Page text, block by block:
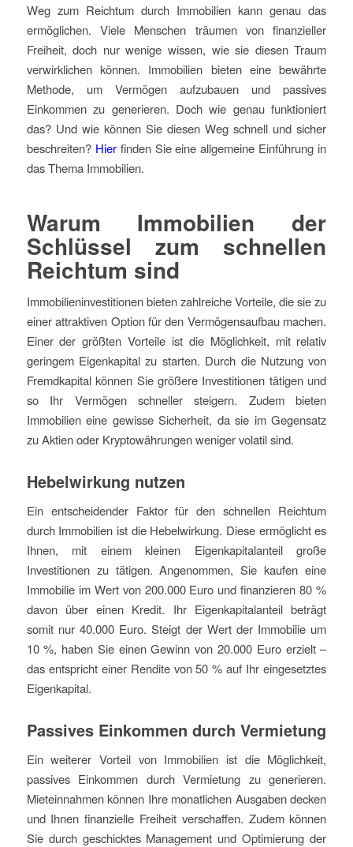
Weg zum Reichtum durch Immobilien kann genau das
ermöglichen. Viele Menschen träumen von finanzieller
Freiheit, doch nur wenige wissen, wie sie diesen Traum
verwirklichen können. Immobilien bieten eine bewährte
Methode, um Vermögen aufzubauen und passives
Einkommen zu generieren. Doch wie genau funktioniert
das? Und wie können Sie diesen Weg schnell und sicher
beschreiten? Hierfinden Sie eine allgemeine Einführung in
das Thema Immobilien.
Warum Immobilien der
Schlüssel zum schnellen
Reichtum sind
Immobilieninvestitionen bieten zahlreiche Vorteile, die sie zu
einer attraktiven Option für den Vermögensaufbau machen.
Einer der größten Vorteile ist die Möglichkeit, mit relativ
geringem Eigenkapital zu starten. Durch die Nutzung von
Fremdkapital können Sie größere Investitionen tätigen und
so Ihr Vermögen schneller steigern. Zudem bieten
Immobilien eine gewisse Sicherheit, da sie im Gegensatz
zu Aktien oder Kryptowährungen weniger volatil sind.
Hebelwirkung nutzen
Ein entscheidender Faktor für den schnellen Reichtum
durch Immobilien ist die Hebelwirkung. Diese ermöglicht es
Ihnen, mit einem kleinen Eigenkapitalanteil große
Investitionen zu tätigen. Angenommen, Sie kaufen eine
Immobilie im Wert von 200.000 Euro und finanzieren 80 %
davon über einen Kredit. Ihr Eigenkapitalanteil beträgt
somit nur 40.000 Euro. Steigt der Wert der Immobilie um
10 %, haben Sie einen Gewinn von 20.000 Euro erzielt –
das entspricht einer Rendite von 50 % auf Ihr eingesetztes
Eigenkapital.
Passives Einkommen durch Vermietung
Ein weiterer Vorteil von Immobilien ist die Möglichkeit,
passives Einkommen durch Vermietung zu generieren.
Mieteinnahmen können Ihre monatlichen Ausgaben decken
und Ihnen finanzielle Freiheit verschaffen. Zudem können
Sie durch geschicktes Management und Optimierung der